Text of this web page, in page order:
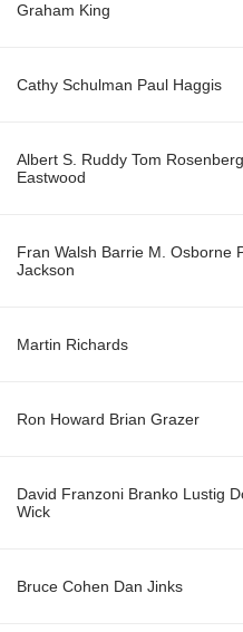
Graham King
Cathy Schulman Paul Haggis
Albert S. Ruddy Tom Rosenberg
Eastwood
Fran Walsh Barrie M. Osborne
Jackson
Martin Richards
Ron Howard Brian Grazer
David Franzoni Branko Lustig
Wick
Bruce Cohen Dan Jinks